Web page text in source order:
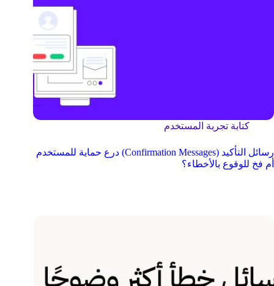
كتابة تجربة المستخدم
رسائل التأكيد (Confirmation Messages) درع حماية للمستخدم
أم فخ للوقوع بالأخطاء؟